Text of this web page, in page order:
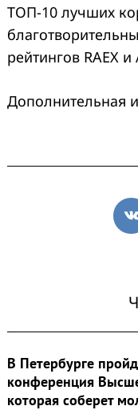
ТОП-10 лучших
рейтингов RAEX и
Дополнительная
В Петербурге
конференция
которая соберет